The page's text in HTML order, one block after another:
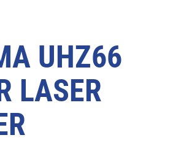
UHZ66
LASER